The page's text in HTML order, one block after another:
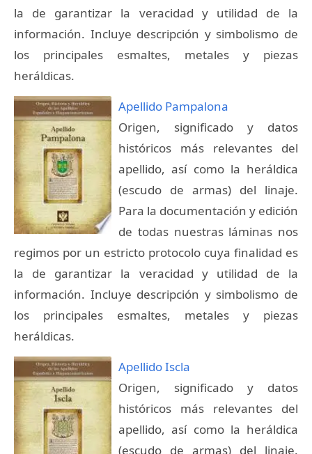
la de garantizar la veracidad y utilidad de la
información. Incluye descripción y simbolismo de
los principales esmaltes, metales y piezas
heráldicas.
Apellido Pampalona
Origen, significado y datos
históricos más relevantes del
apellido, así como la heráldica
(escudo de armas) del linaje.
Para la documentación y edición
de todas nuestras láminas nos
regimos por un estricto protocolo cuya finalidad es
la de garantizar la veracidad y utilidad de la
información. Incluye descripción y simbolismo de
los principales esmaltes, metales y piezas
heráldicas.
Apellido Iscla
Origen, significado y datos
históricos más relevantes del
apellido, así como la heráldica
(escudo de armas) del linaje.